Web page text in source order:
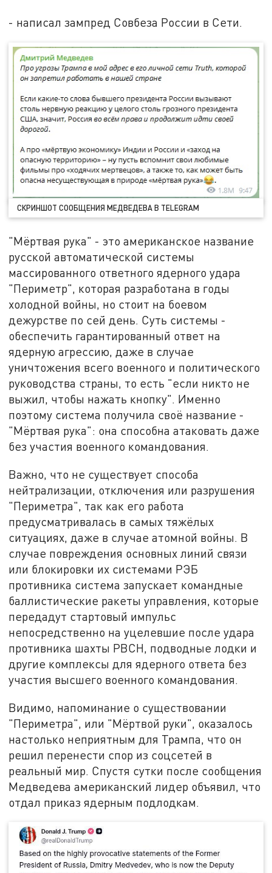
- написал зампред Совбеза России в Сети.
СКРИНШОТ СООБЩЕНИЯ МЕДВЕДЕВА В TELEGRAM
"Мёртвая рука" - это американское название
русской автоматической системы
массированного ответного ядерного удара
"Периметр", которая разработана в годы
холодной войны, но стоит на боевом
дежурстве по сей день. Суть системы -
обеспечить гарантированный ответ на
ядерную агрессию, даже в случае
уничтожения всего военного и политического
руководства страны, то есть "если никто не
выжил, чтобы нажать кнопку". Именно
поэтому система получила своё название -
"Мёртвая рука": она способна атаковать даже
без участия военного командования.
Важно, что не существует способа
нейтрализации, отключения или разрушения
"Периметра", так как его работа
предусматривалась в самых тяжёлых
ситуациях, даже в случае атомной войны. В
случае повреждения основных линий связи
или блокировки их системами РЭБ
противника система запускает командные
баллистические ракеты управления, которые
передадут стартовый импульс
непосредственно на уцелевшие после удара
противника шахты РВСН, подводные лодки и
другие комплексы для ядерного ответа без
участия высшего военного командования.
Видимо, напоминание о существовании
"Периметра", или "Мёртвой руки", оказалось
настолько неприятным для Трампа, что он
решил перенести спор из соцсетей в
реальный мир. Спустя сутки после сообщения
Медведева американский лидер объявил, что
отдал приказ ядерным подлодкам.